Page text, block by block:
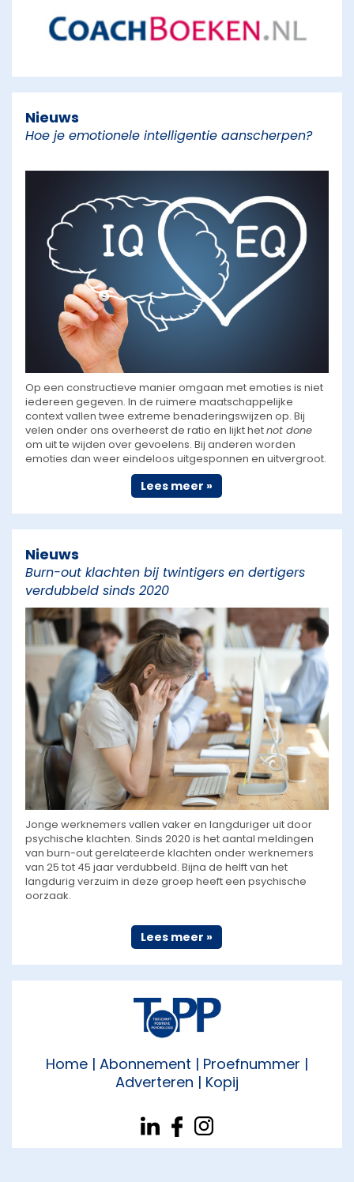
Nieuws
Hoe je emotionele intelligentie aanscherpen?
Op een constructieve manier omgaan met emoties is niet
iedereen gegeven. In de ruimere maatschappelijke
context vallen twee extreme benaderingswijzen op. Bij
velen onder ons overheerst de ratio en lijkt hetnot done
om uit te wijden over gevoelens. Bij anderen worden
emoties dan weer eindeloos uitgesponnen en uitvergroot.
Lees meer »
Nieuws
Burn-out klachten bij twintigers en dertigers
verdubbeld sinds 2020
Jonge werknemers vallen vaker en langduriger uit door
psychische klachten. Sinds 2020 is het aantal meldingen
van burn-out gerelateerde klachten onder werknemers
van 25 tot 45 jaar verdubbeld. Bijna de helft van het
langdurig verzuim in deze groep heeft een psychische
oorzaak.
Lees meer »
Home | Abonnement | Proefnummer |
Adverteren | Kopij